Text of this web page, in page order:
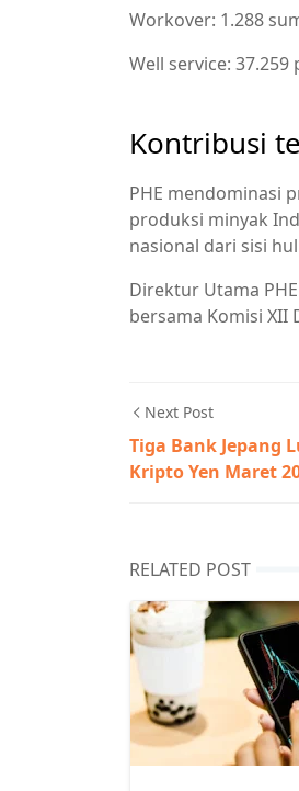
Workover: 1.288
Well service: 37.259
Kontribusi
PHE mendominasi
produksi minyak
nasional dari sisi
Direktur Utama
bersama Komisi XII
Next Post
Tiga Bank Jepang
Kripto Yen Maret
RELATED POST